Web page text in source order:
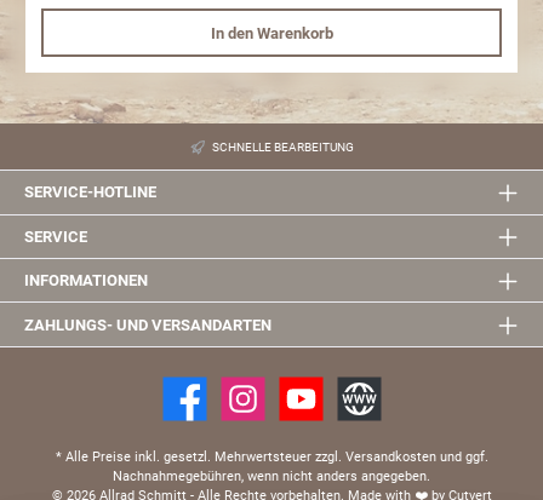
In den Warenkorb
SCHNELLE BEARBEITUNG
SERVICE-HOTLINE
SERVICE
INFORMATIONEN
ZAHLUNGS- UND VERSANDARTEN
* Alle Preise inkl. gesetzl. Mehrwertsteuer zzgl. Versandkosten und ggf.
Nachnahmegebühren, wenn nicht anders angegeben.
© 2026 Allrad Schmitt - Alle Rechte vorbehalten. Made with ❤️by Cutvert